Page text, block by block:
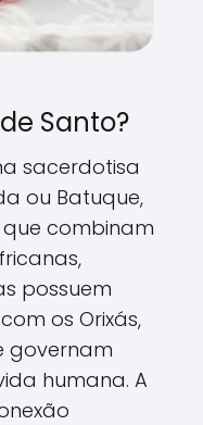
Santo?
sacerdotisa
ou Batuque,
combinam
possuem
os Orixás,
governam
humana. A